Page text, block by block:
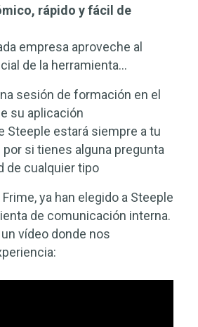
rápido y fácil de
empresa aproveche al
de la herramienta…
sesión de formación en el
su aplicación
Steeple estará siempre a tu
si tienes alguna pregunta
de cualquier tipo
ya han elegido a Steeple
de comunicación interna.
vídeo donde nos